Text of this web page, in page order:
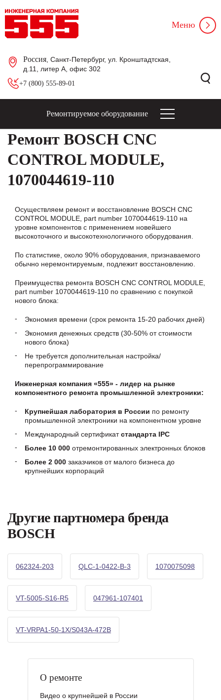
Россия , Санкт-Петербург, ул. Кронштадтская,
д.11, литер А, офис 302
+7 (800) 555-89-01
Меню
Ремонтируемое оборудование
Ремонт BOSCH CNC
CONTROL MODULE,
1070044619-110
Осуществляем ремонт и восстановление BOSCH CNC
CONTROL MODULE, part number 1070044619-110 на
уровне компонентов с применением новейшего
высокоточного и высокотехнологичного оборудования.
По статистике, около 90% оборудования, признаваемого
обычно неремонтируемым, подлежит восстановлению.
Преимущества ремонта BOSCH CNC CONTROL MODULE,
part number 1070044619-110 по сравнению с покупкой
нового блока:
Экономия времени (срок ремонта 15-20 рабочих дней)
Экономия денежных средств (30-50% от стоимости
нового блока)
Не требуется дополнительная настройка/
перепрограммирование
Инженерная компания «555» - лидер на рынке
компонентного ремонта промышленной электроники:
Крупнейшая лаборатория в России по ремонту
промышленной электроники на компонентном уровне
Международный сертификатстандарта IPC
Более 10 000 отремонтированных электронных блоков
Более 2 000 заказчиков от малого бизнеса до
крупнейших корпораций
Другие партномера бренда
BOSCH
062324-203 QLC-1-0422-B-3 1070075098
VT-5005-S16-R5 047961-107401
VT-VRPA1-50-1X/S043A-472B
О ремонте
Видео о крупнейшей в России